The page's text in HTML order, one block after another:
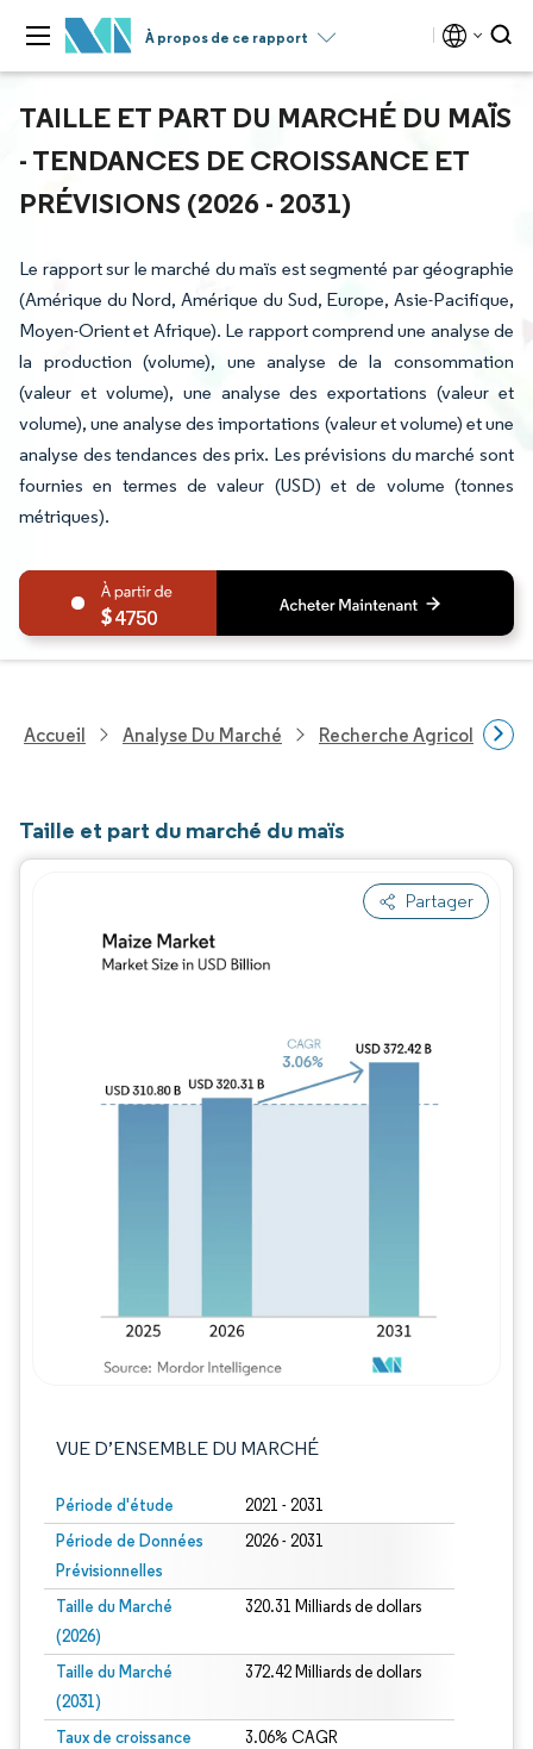
À propos de ce rapport
TAILLE ET PART DU MARCHÉ DU MAÏS
- TENDANCES DE CROISSANCE ET
PRÉVISIONS (2026 - 2031)
Le rapport sur le marché du maïs est segmenté par géographie
(Amérique du Nord, Amérique du Sud, Europe, Asie-Pacifique,
Moyen-Orient et Afrique). Le rapport comprend une analyse de
la production (volume), une analyse de la consommation
(valeur et volume), une analyse des exportations (valeur et
volume), une analyse des importations (valeur et volume) et une
analyse des tendances des prix. Les prévisions du marché sont
fournies en termes de valeur (USD) et de volume (tonnes
métriques).
4750
Accueil Analyse Du Marché Recherche Agricole
Taille et part du marché du maïs
Partager
VUE D’ENSEMBLE DU MARCHÉ
Période d'étude 2021 - 2031
Période de Données
Prévisionnelles
2026 - 2031
Taille du Marché
(2026)
320.31 Milliards de dollars
Taille du Marché
(2031)
372.42 Milliards de dollars
Taux de croissance
3.06% CAGR